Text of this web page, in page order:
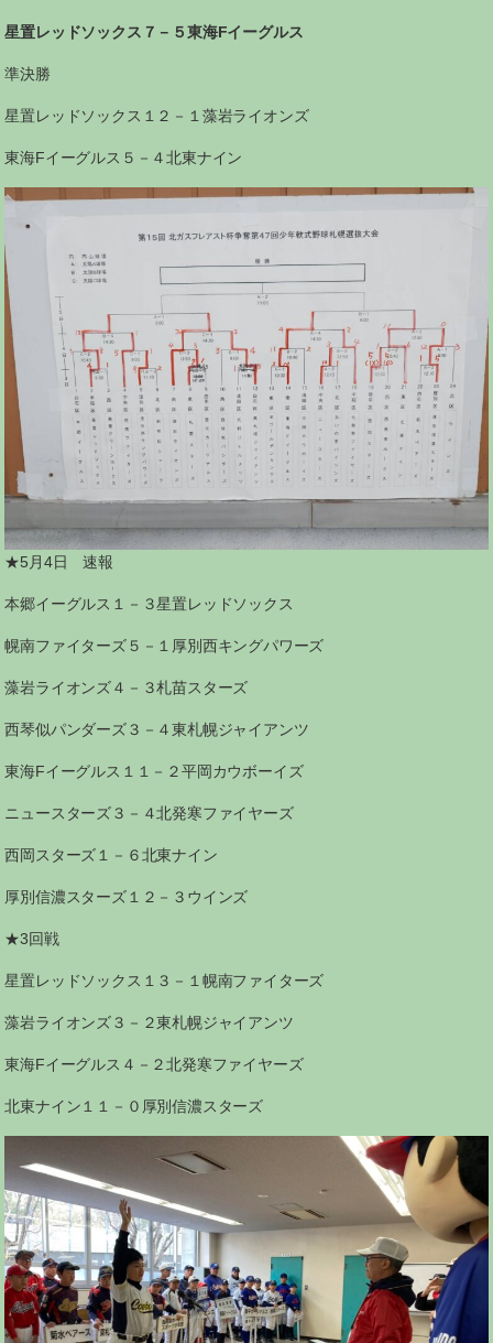
星置レッドソックス７－５東海Fイーグルス
準決勝
星置レッドソックス１２－１藻岩ライオンズ
東海Fイーグルス５－４北東ナイン
★5月4日 速報
本郷イーグルス１－３星置レッドソックス
幌南ファイターズ５－１厚別西キングパワーズ
藻岩ライオンズ４－３札苗スターズ
西琴似パンダーズ３－４東札幌ジャイアンツ
東海Fイーグルス１１－２平岡カウボーイズ
ニュースターズ３－４北発寒ファイヤーズ
西岡スターズ１－６北東ナイン
厚別信濃スターズ１２－３ウインズ
★3回戦
星置レッドソックス１３－１幌南ファイターズ
藻岩ライオンズ３－２東札幌ジャイアンツ
東海Fイーグルス４－２北発寒ファイヤーズ
北東ナイン１１－０厚別信濃スターズ